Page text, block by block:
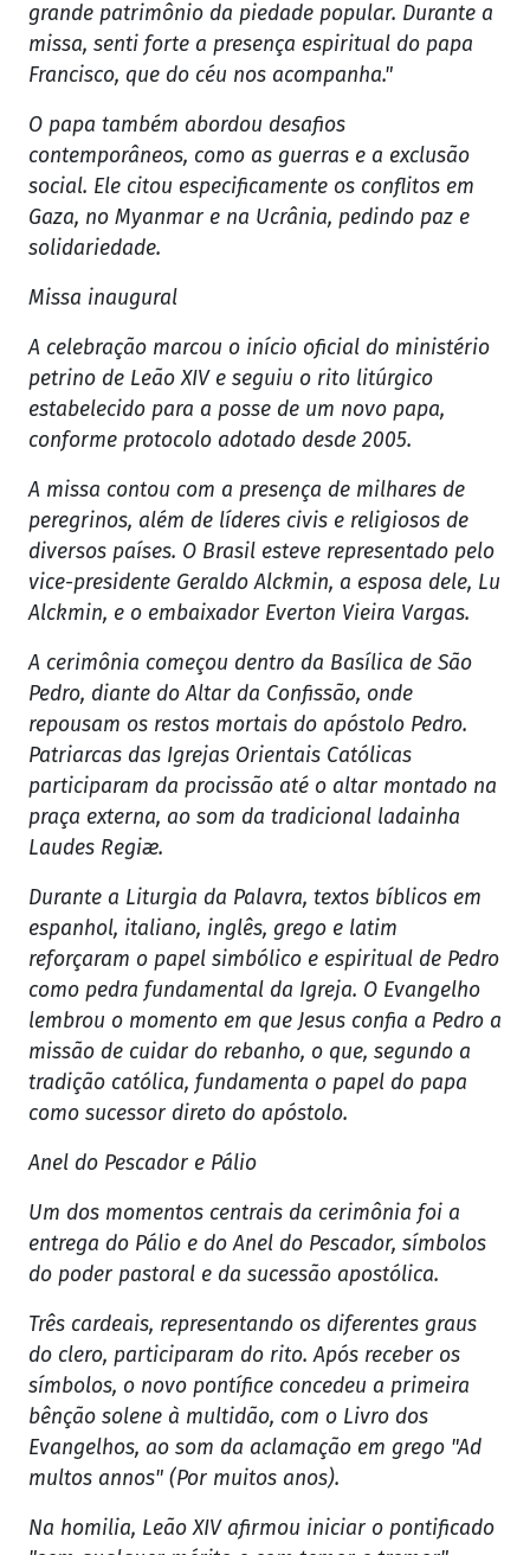
grande patrimônio da piedade popular. Durante a
missa, senti forte a presença espiritual do papa
Francisco, que do céu nos acompanha."
O papa também abordou desafios
contemporâneos, como as guerras e a exclusão
social. Ele citou especificamente os conflitos em
Gaza, no Myanmar e na Ucrânia, pedindo paz e
solidariedade.
Missa inaugural
A celebração marcou o início oficial do ministério
petrino de Leão XIV e seguiu o rito litúrgico
estabelecido para a posse de um novo papa,
conforme protocolo adotado desde 2005.
A missa contou com a presença de milhares de
peregrinos, além de líderes civis e religiosos de
diversos países. O Brasil esteve representado pelo
vice-presidente Geraldo Alckmin, a esposa dele, Lu
Alckmin, e o embaixador Everton Vieira Vargas.
A cerimônia começou dentro da Basílica de São
Pedro, diante do Altar da Confissão, onde
repousam os restos mortais do apóstolo Pedro.
Patriarcas das Igrejas Orientais Católicas
participaram da procissão até o altar montado na
praça externa, ao som da tradicional ladainha
Laudes Regiæ.
Durante a Liturgia da Palavra, textos bíblicos em
espanhol, italiano, inglês, grego e latim
reforçaram o papel simbólico e espiritual de Pedro
como pedra fundamental da Igreja. O Evangelho
lembrou o momento em que Jesus confia a Pedro a
missão de cuidar do rebanho, o que, segundo a
tradição católica, fundamenta o papel do papa
como sucessor direto do apóstolo.
Anel do Pescador e Pálio
Um dos momentos centrais da cerimônia foi a
entrega do Pálio e do Anel do Pescador, símbolos
do poder pastoral e da sucessão apostólica.
Três cardeais, representando os diferentes graus
do clero, participaram do rito. Após receber os
símbolos, o novo pontífice concedeu a primeira
bênção solene à multidão, com o Livro dos
Evangelhos, ao som da aclamação em grego "Ad
multos annos" (Por muitos anos).
Na homilia, Leão XIV afirmou iniciar o pontificado